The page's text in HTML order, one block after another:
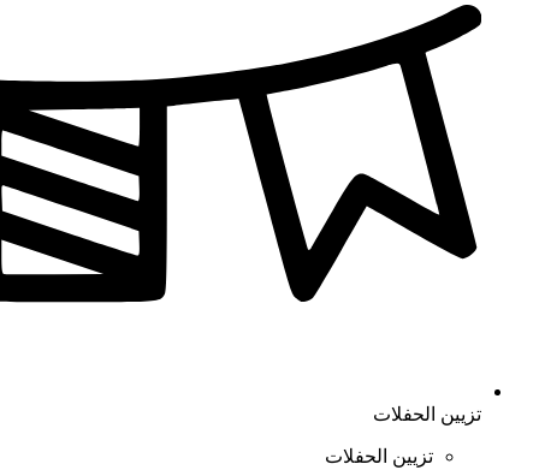
تزيين الحفلات
تزيين الحفلات